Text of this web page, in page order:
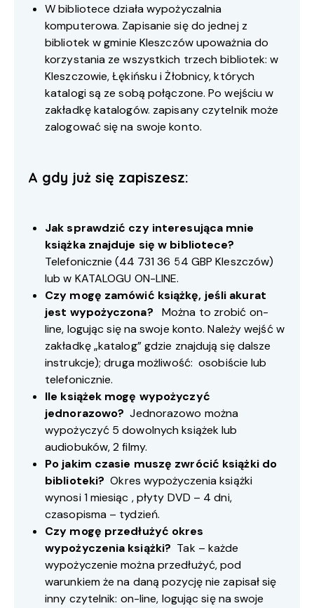
W bibliotece działa wypożyczalnia
komputerowa. Zapisanie się do jednej z
bibliotek w gminie Kleszczów upoważnia do
korzystania ze wszystkich trzech bibliotek: w
Kleszczowie, Łękińsku i Żłobnicy, których
katalogi są ze sobą połączone. Po wejściu w
zakładkę katalogów. zapisany czytelnik może
zalogować się na swoje konto.
A gdy już się zapiszesz:
Jak sprawdzić czy interesująca mnie
książka znajduje się w bibliotece?
Telefonicznie (44 731 36 54 GBP Kleszczów)
lub w KATALOGU ON-LINE.
Czy mogę zamówić książkę, jeśli akurat
jest wypożyczona?
Można to zrobić on-
line, logując się na swoje konto. Należy wejść w
zakładkę „katalog” gdzie znajdują się dalsze
instrukcje); druga możliwość: osobiście lub
telefonicznie.
Ile książek mogę wypożyczyć
jednorazowo?Jednorazowo można
wypożyczyć 5 dowolnych książek lub
audiobuków, 2 filmy.
Po jakim czasie muszę zwrócić książki do
biblioteki? Okres wypożyczenia książki
wynosi 1 miesiąc , płyty DVD – 4 dni,
czasopisma – tydzień.
Czy mogę przedłużyć okres
wypożyczenia książki? Tak – każde
wypożyczenie można przedłużyć, pod
warunkiem że na daną pozycję nie zapisał się
inny czytelnik: on-line, logując się na swoje